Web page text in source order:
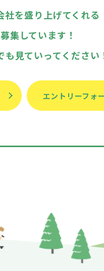
社を盛り上げてくれる
集しています！
見ていってください
エントリーフォ